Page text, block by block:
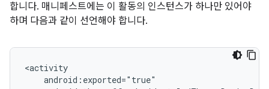
합니다. 매니페스트에는 이 활동의 인스턴스가 하나만 있어야
하며 다음과 같이 선언해야 합니다.